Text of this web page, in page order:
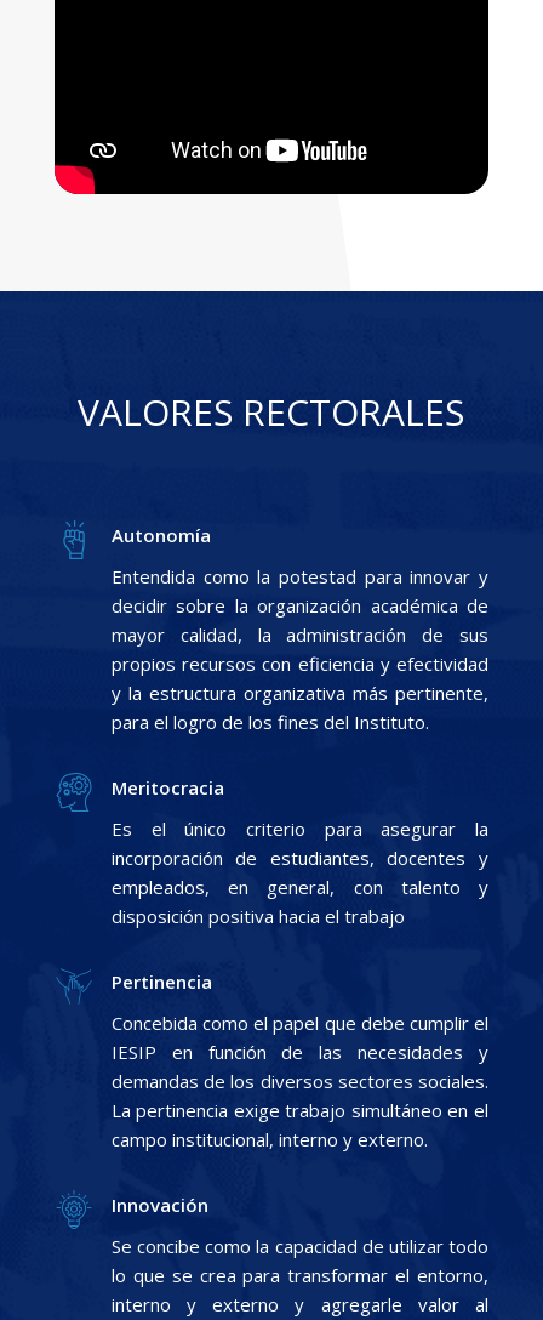
VALORES RECTORALES
Autonomía
Entendida como la potestad para innovar y
decidir sobre la organización académica de
mayor calidad, la administración de sus
propios recursos con eficiencia y efectividad
y la estructura organizativa más pertinente,
para el logro de los fines del Instituto.
Meritocracia
Es el único criterio para asegurar la
incorporación de estudiantes, docentes y
empleados, en general, con talento y
disposición positiva hacia el trabajo
Pertinencia
Concebida como el papel que debe cumplir el
IESIP en función de las necesidades y
demandas de los diversos sectores sociales.
La pertinencia exige trabajo simultáneo en el
campo institucional, interno y externo.
Innovación
Se concibe como la capacidad de utilizar todo
lo que se crea para transformar el entorno,
interno y externo y agregarle valor al